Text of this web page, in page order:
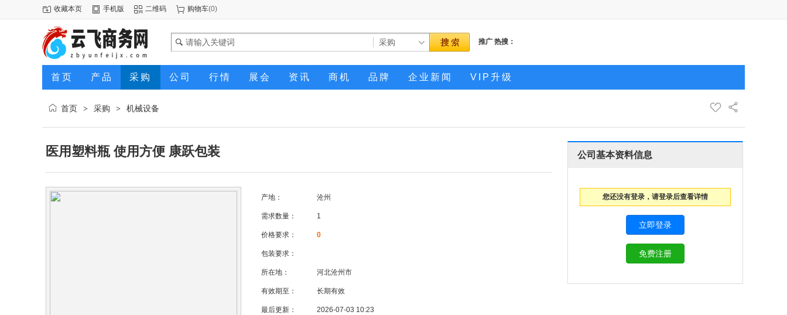
收藏本页 手机版 二维码 购物车(0)
推广 热搜：
首页 产品 采购 公司 行情 展会 资讯 商机 品牌 企业新闻 VIP升级
首页 > 采购 > 机械设备
医用塑料瓶 使用方便 康跃包装
产地： 沧州
需求数量： 1
价格要求： 0
包装要求：
所在地： 河北沧州市
有效期至： 长期有效
最后更新： 2026-07-03 10:23
公司基本资料信息
您还没有登录，请登录后查看详情